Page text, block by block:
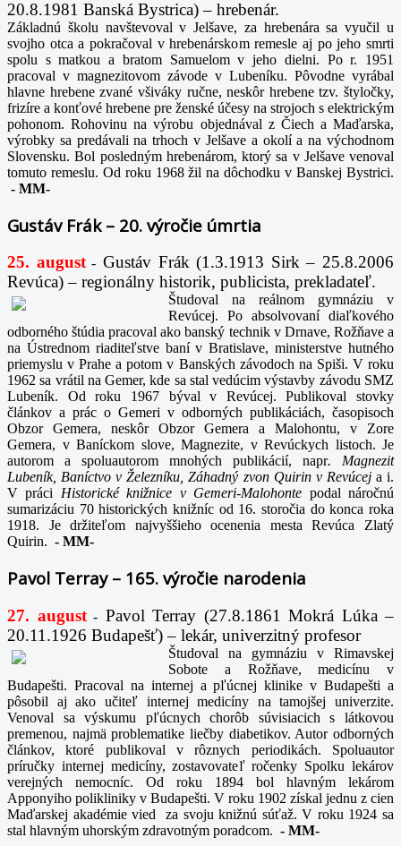
20.8.1981 Banská Bystrica) – hrebenár.
Základnú školu navštevoval v Jelšave, za hrebenára sa vyučil u
svojho otca a pokračoval v hrebenárskom remesle aj po jeho smrti
spolu s matkou a bratom Samuelom v jeho dielni. Po r. 1951
pracoval v magnezitovom závode v Lubeníku. Pôvodne vyrábal
hlavne hrebene zvané všiváky ručne, neskôr hrebene tzv. štyločky,
frizíre a konťové hrebene pre ženské účesy na strojoch s elektrickým
pohonom. Rohovinu na výrobu objednával z Čiech a Maďarska,
výrobky sa predávali na trhoch v Jelšave a okolí a na východnom
Slovensku. Bol posledným hrebenárom, ktorý sa v Jelšave venoval
tomuto remeslu. Od roku 1968 žil na dôchodku v Banskej Bystrici.
- MM-
Gustáv Frák – 20. výročie úmrtia
25. august- Gustáv Frák (1.3.1913 Sirk – 25.8.2006
Revúca) – regionálny historik, publicista, prekladateľ.
Študoval na reálnom gymnáziu v
Revúcej. Po absolvovaní diaľkového
odborného štúdia pracoval ako banský technik v Drnave, Rožňave a
na Ústrednom riaditeľstve baní v Bratislave, ministerstve hutného
priemyslu v Prahe a potom v Banských závodoch na Spiši. V roku
1962 sa vrátil na Gemer, kde sa stal vedúcim výstavby závodu SMZ
Lubeník. Od roku 1967 býval v Revúcej. Publikoval stovky
článkov a prác o Gemeri v odborných publikáciách, časopisoch
Obzor Gemera, neskôr Obzor Gemera a Malohontu, v Zore
Gemera, v Baníckom slove, Magnezite, v Revúckych listoch. Je
autorom a spoluautorom mnohých publikácií, napr. Magnezit
Lubeník, Baníctvo v Železníku, Záhadný zvon Quirin v Revúcej a i.
V práci Historické knižnice v Gemeri-Malohonte podal náročnú
sumarizáciu 70 historických knižníc od 16. storočia do konca roka
1918. Je držiteľom najvyššieho ocenenia mesta Revúca Zlatý
Quirin. - MM-
Pavol Terray – 165. výročie narodenia
27. august- Pavol Terray (27.8.1861 Mokrá Lúka –
20.11.1926 Budapešť) – lekár, univerzitný profesor
Študoval na gymnáziu v Rimavskej
Sobote a Rožňave, medicínu v
Budapešti. Pracoval na internej a pľúcnej klinike v Budapešti a
pôsobil aj ako učiteľ internej medicíny na tamojšej univerzite.
Venoval sa výskumu pľúcnych chorôb súvisiacich s látkovou
premenou, najmä problematike liečby diabetikov. Autor odborných
článkov, ktoré publikoval v rôznych periodikách. Spoluautor
príručky internej medicíny, zostavovateľ ročenky Spolku lekárov
verejných nemocníc. Od roku 1894 bol hlavným lekárom
Apponyiho polikliniky v Budapešti. V roku 1902 získal jednu z cien
Maďarskej akadémie vied za svoju knižnú súťaž. V roku 1924 sa
stal hlavným uhorským zdravotným poradcom. - MM-